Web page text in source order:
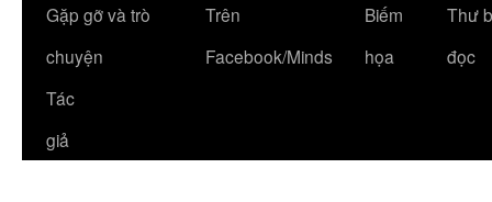
Gặp gỡ và trò
chuyện
Trên
Facebook/Minds
Biếm
họa
Thư
đọc
Tác
giả